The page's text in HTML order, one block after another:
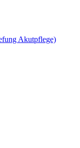
Akutpflege)